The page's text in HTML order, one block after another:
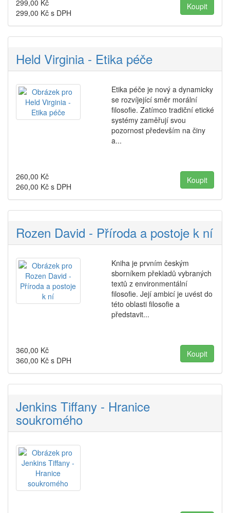
299,00 Kč
299,00 Kč s DPH
Held Virginia - Etika péče
Etika péče je nový a dynamicky
se rozvíjející směr morální
filosofie. Zatímco tradiční etické
systémy zaměřují svou
pozornost především na činy
a...
260,00 Kč
260,00 Kč s DPH
Rozen David - Příroda a postoje k ní
Kniha je prvním českým
sborníkem překladů vybraných
textů z environmentální
filosofie. Její ambicí je uvést do
této oblasti filosofie a
představit...
360,00 Kč
360,00 Kč s DPH
Jenkins Tiffany - Hranice
soukromého